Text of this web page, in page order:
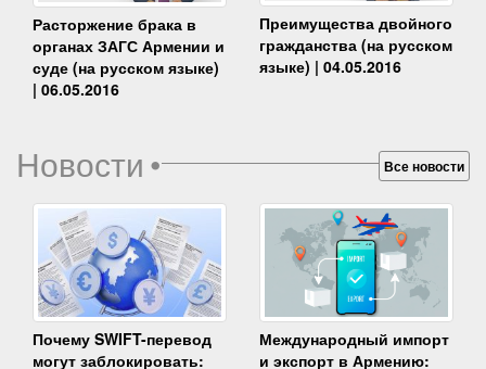
Расторжение брака в
органах ЗАГС Армении и
суде (на русском языке)
| 06.05.2016
Преимущества двойного
гражданства (на русском
языке) | 04.05.2016
Новости• Все новости
Почему SWIFT-перевод
могут заблокировать:
Международный импорт
и экспорт в Армению: